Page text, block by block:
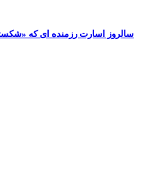
سالروز اسارت رزمنده ای که «شکسته اما